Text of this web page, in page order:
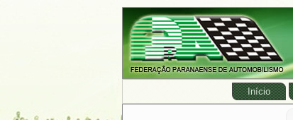
Início